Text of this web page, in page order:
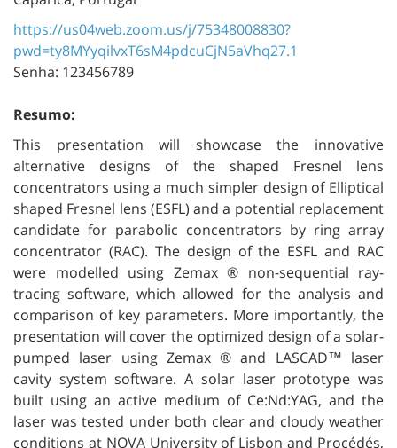
https://us04web.zoom.us/j/75348008830?
pwd=ty8MYyqilvxT6sM4pdcuCjN5aVhq27.1
Senha: 123456789
Resumo:
This presentation will showcase the innovative
alternative designs of the shaped Fresnel lens
concentrators using a much simpler design of Elliptical
shaped Fresnel lens (ESFL) and a potential replacement
candidate for parabolic concentrators by ring array
concentrator (RAC). The design of the ESFL and RAC
were modelled using Zemax ® non-sequential ray-
tracing software, which allowed for the analysis and
comparison of key parameters. More importantly, the
presentation will cover the optimized design of a solar-
pumped laser using Zemax ® and LASCAD™ laser
cavity system software. A solar laser prototype was
built using an active medium of Ce:Nd:YAG, and the
laser was tested under both clear and cloudy weather
conditions at NOVA University of Lisbon and Procédés,